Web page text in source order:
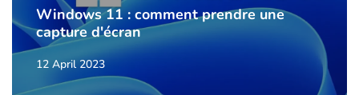
Windows 11 : comment prendre une
capture d'écran
12 April 2023